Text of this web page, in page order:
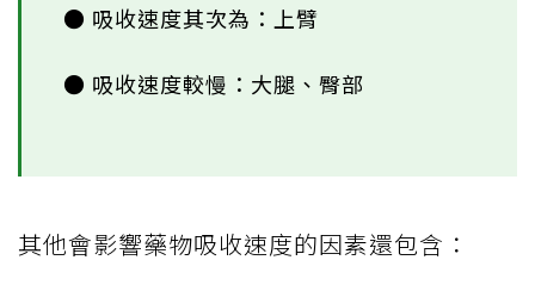
● 吸收速度其次為：上臂
● 吸收速度較慢：大腿、臀部
其他會影響藥物吸收速度的因素還包含：